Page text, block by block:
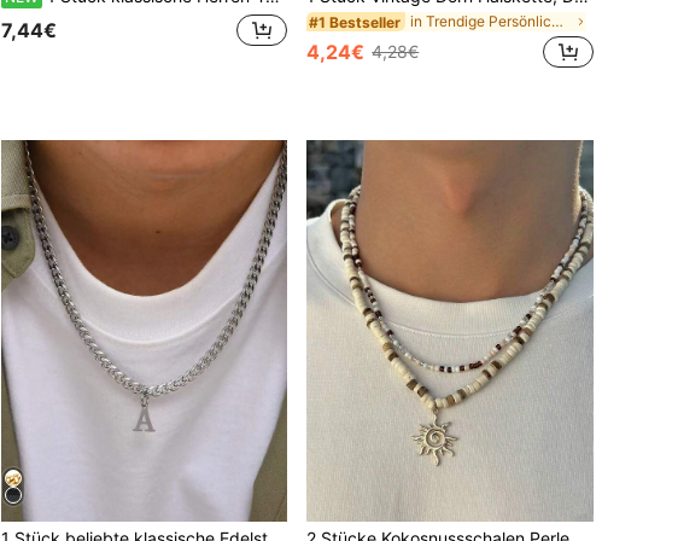
7,44€ #1 Bestseller in Trendige Persönlichkeit Männer Halsketten
4,24€ 4,28€